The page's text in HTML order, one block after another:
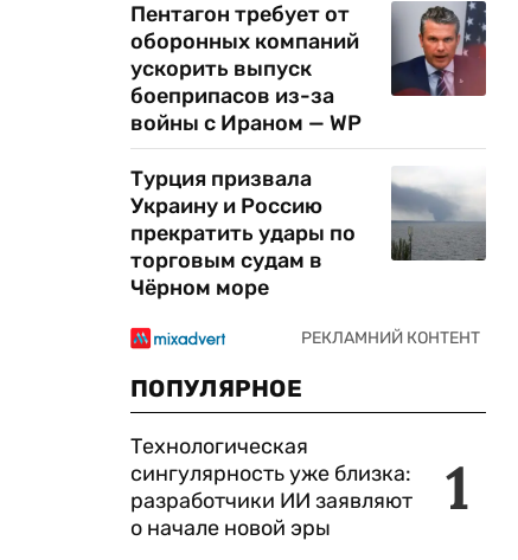
Пентагон требует от
оборонных компаний
ускорить выпуск
боеприпасов из-за
войны с Ираном — WP
Турция призвала
Украину и Россию
прекратить удары по
торговым судам в
Чёрном море
ПОПУЛЯРНОЕ
1
Технологическая
сингулярность уже близка:
разработчики ИИ заявляют
о начале новой эры